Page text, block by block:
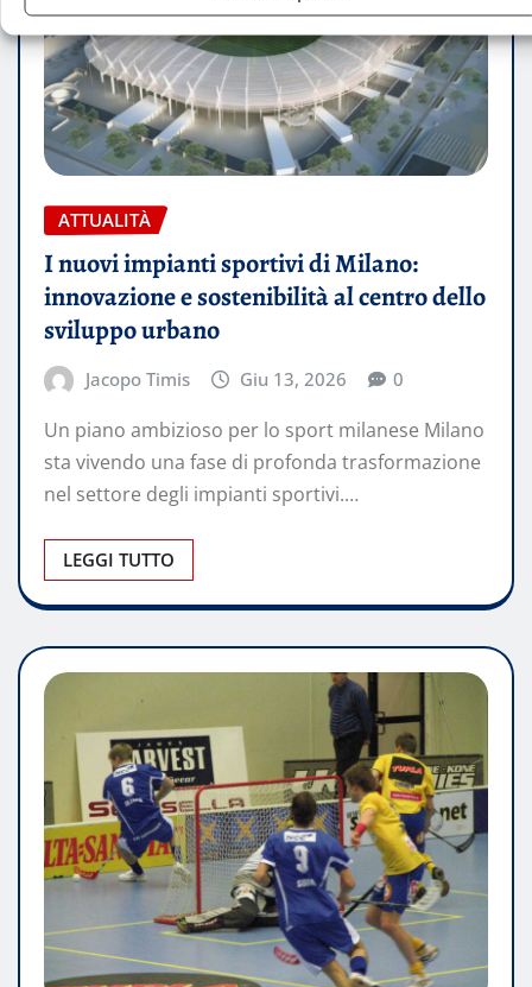
ATTUALITÀ
I nuovi impianti sportivi di Milano:
innovazione e sostenibilità al centro dello
sviluppo urbano
Jacopo Timis Giu 13, 2026 0
Un piano ambizioso per lo sport milanese Milano
sta vivendo una fase di profonda trasformazione
nel settore degli impianti sportivi.…
LEGGI TUTTO